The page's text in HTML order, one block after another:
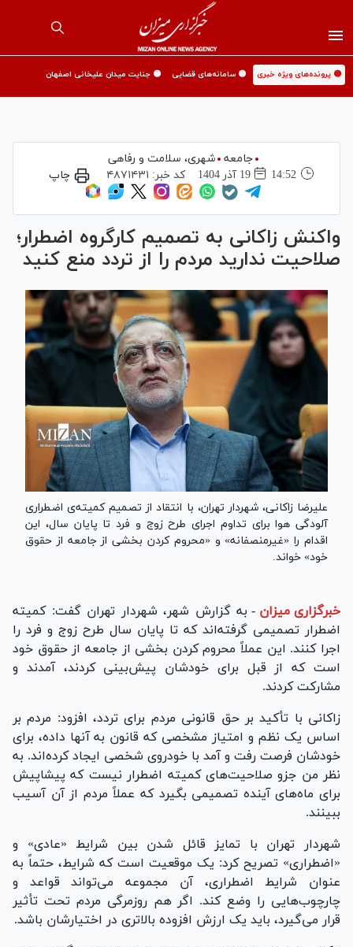
🟡 پرونده‌های ویژه خبری 🟡 سامانه‌های قضایی 🟡 جنایت میدان علیخانی اصفهان
جامعه
شهری،‌ سلامت و رفاهی
14:52
19 آذر 1404 کد خبر: ۴۸۷۱۴۳۱ چاپ
واکنش زاکانی به تصمیم کارگروه اضطرار؛
صلاحیت ندارید مردم را از تردد منع کنید
علیرضا زاکانی، شهردار تهران، با انتقاد از تصمیم کمیته‌ی اضطراری
آلودگی هوا برای تداوم اجرای طرح زوج و فرد تا پایان سال، این
اقدام را «غیرمنصفانه» و «محروم کردن بخشی از جامعه از حقوق
خود» خواند.
خبرگزاری میزان - به گزارش شهر، شهردار تهران گفت: کمیته
اضطرار تصمیمی گرفته‌اند که تا پایان سال طرح زوج و فرد را
اجرا کنند. این عملاً محروم کردن بخشی از جامعه از حقوق خود
است که از قبل برای خودشان پیش‌بینی کردند، آمدند و
مشارکت کردند.
زاکانی با تأکید بر حق قانونی مردم برای تردد، افزود: مردم بر
اساس یک نظم و امتیاز مشخصی که قانون به آنها داده، برای
خودشان فرصت رفت و آمد با خودروی شخصی ایجاد کرده‌اند. به
نظر من جزو صلاحیت‌های کمیته اضطرار نیست که پیشاپیش
برای ماه‌های آینده تصمیمی بگیرد که عملاً مردم از آن آسیب
ببینند.
شهردار تهران با تمایز قائل شدن بین شرایط «عادی» و
«اضطراری» تصریح کرد: یک موقعیت است که شرایط، حتماً به
عنوان شرایط اضطراری، آن مجموعه می‌تواند قواعد و
چارچوب‌هایی را وضع کند. اگر هم روزمرگی مردم تحت تأثیر
قرار می‌گیرد، باید یک ارزش افزوده بالاتری در اختیارشان باشد.